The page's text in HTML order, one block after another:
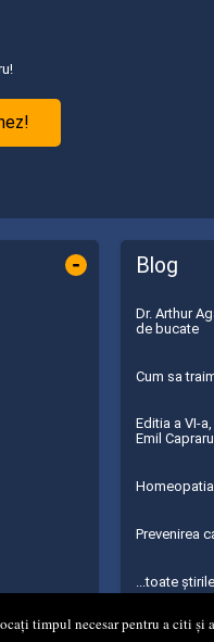
timpul necesar pentru a citi și
- Blog
Dr. Arthur
de bucate
Cum sa
Editia a VI-
Emil
Prevenirea
...toate știrile